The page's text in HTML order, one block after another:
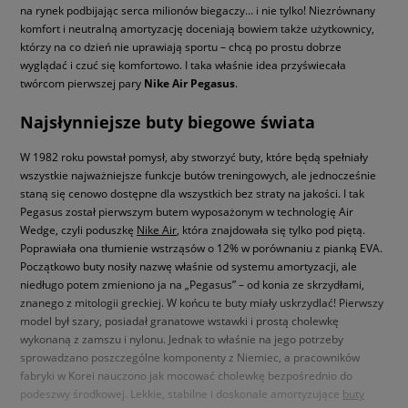
na rynek podbijając serca milionów biegaczy… i nie tylko! Niezrównany
komfort i neutralną amortyzację doceniają bowiem także użytkownicy,
którzy na co dzień nie uprawiają sportu – chcą po prostu dobrze
wyglądać i czuć się komfortowo. I taka właśnie idea przyświecała
twórcom pierwszej pary Nike Air Pegasus.
Najsłynniejsze buty biegowe świata
W 1982 roku powstał pomysł, aby stworzyć buty, które będą spełniały
wszystkie najważniejsze funkcje butów treningowych, ale jednocześnie
staną się cenowo dostępne dla wszystkich bez straty na jakości. I tak
Pegasus został pierwszym butem wyposażonym w technologię Air
Wedge, czyli poduszkę Nike Air , która znajdowała się tylko pod piętą.
Poprawiała ona tłumienie wstrząsów o 12% w porównaniu z pianką EVA.
Początkowo buty nosiły nazwę właśnie od systemu amortyzacji, ale
niedługo potem zmieniono ja na „Pegasus” – od konia ze skrzydłami,
znanego z mitologii greckiej. W końcu te buty miały uskrzydlać! Pierwszy
model był szary, posiadał granatowe wstawki i prostą cholewkę
wykonaną z zamszu i nylonu. Jednak to właśnie na jego potrzeby
sprowadzano poszczególne komponenty z Niemiec, a pracowników
fabryki w Korei nauczono jak mocować cholewkę bezpośrednio do
podeszwy środkowej. Lekkie, stabilne i doskonale amortyzujące buty